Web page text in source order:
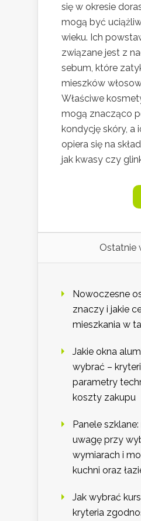
się w okresie
mogą być
wieku. Ich
związane jest z
sebum, które
mieszków
Właściwe
mogą znacząco
kondycję skóry, a
opiera się na
jak kwasy czy
Ostatnie
Nowoczesne
znaczy i jakie
mieszkania w
Jakie okna
wybrać –
parametry
koszty zakupu
Panele
uwagę przy
wymiarach i
kuchni oraz
Jak wybrać
kryteria